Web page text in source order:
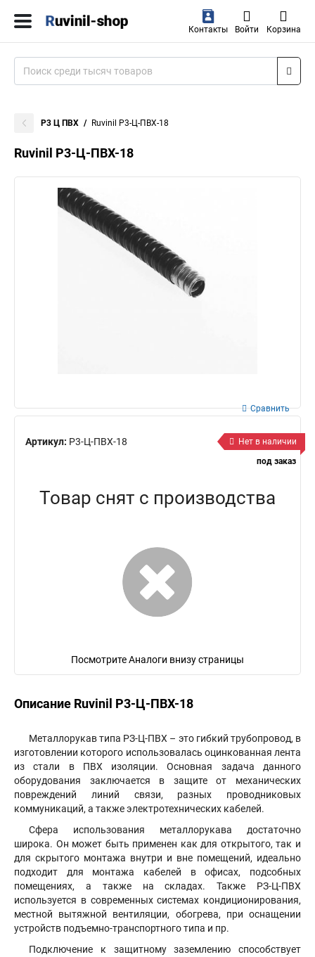
Контакты Войти Корзина
Р3 Ц ПВХ Ruvinil Р3-Ц-ПВХ-18
Ruvinil Р3-Ц-ПВХ-18
Артикул: Р3-Ц-ПВХ-18
Сравнить
Нет в наличии
под заказ
Товар снят с производства
Посмотрите Аналоги внизу страницы
Описание Ruvinil Р3-Ц-ПВХ-18
Металлорукав типа РЗ-Ц-ПВХ – это гибкий трубопровод, в
изготовлении которого использовалась оцинкованная лента
из стали в ПВХ изоляции. Основная задача данного
оборудования заключается в защите от механических
повреждений линий связи, разных проводниковых
коммуникаций, а также электротехнических кабелей.
Сфера использования металлорукава достаточно
широка. Он может быть применен как для открытого, так и
для скрытого монтажа внутри и вне помещений, идеально
подходит для монтажа кабелей в офисах, подсобных
помещениях, а также на складах. Также РЗ-Ц-ПВХ
используется в современных системах кондиционирования,
местной вытяжной вентиляции, обогрева, при оснащении
устройств подъемно-транспортного типа и пр.
Подключение к защитному заземлению способствует